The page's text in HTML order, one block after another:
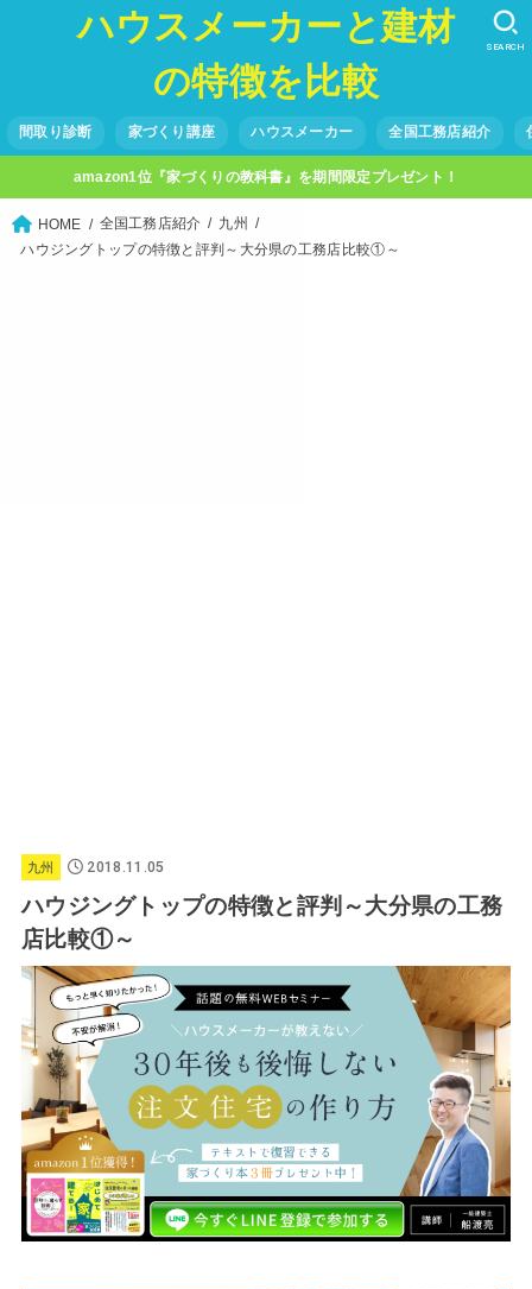
ハウスメーカーと建材
の特徴を比較
間取り診断 家づくり講座 ハウスメーカー 全国工務店紹介
SEARCH
amazon1位『家づくりの教科書』を期間限定プレゼント！
HOME 全国工務店紹介
九州
ハウジングトップの特徴と評判～大分県の工務店比較①～
九州 2018.11.05
ハウジングトップの特徴と評判～大分県の工務
店比較①～